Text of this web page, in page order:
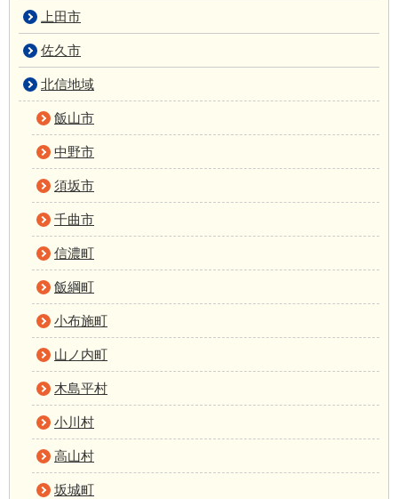
上田市
佐久市
北信地域
飯山市
中野市
須坂市
千曲市
信濃町
飯綱町
小布施町
山ノ内町
木島平村
小川村
高山村
坂城町